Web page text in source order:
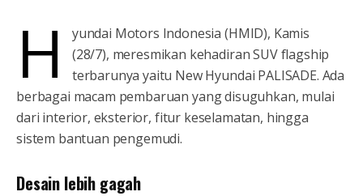
H
yundai Motors Indonesia (HMID), Kamis
(28/7), meresmikan kehadiran SUV flagship
terbarunya yaitu New Hyundai PALISADE. Ada
berbagai macam pembaruan yang disuguhkan, mulai
dari interior, eksterior, fitur keselamatan, hingga
sistem bantuan pengemudi.
Desain lebih gagah